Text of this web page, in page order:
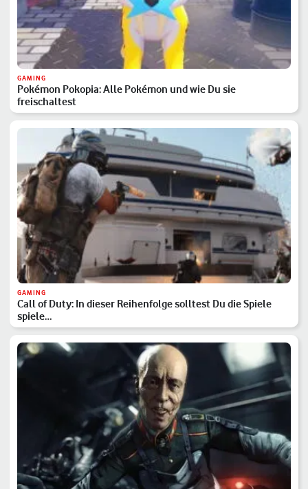
GAMING
Pokémon Pokopia: Alle Pokémon und wie Du sie
freischaltest
GAMING
Call of Duty: In dieser Reihenfolge solltest Du die Spiele
spiele…